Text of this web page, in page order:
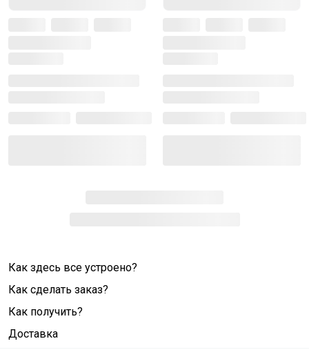
Как здесь все устроено?
Как сделать заказ?
Как получить?
Доставка